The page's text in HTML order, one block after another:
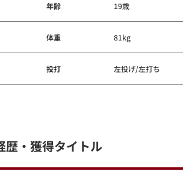
年齢 19歳
体重 81kg
投打 左投げ/左打ち
歴・獲得タイトル